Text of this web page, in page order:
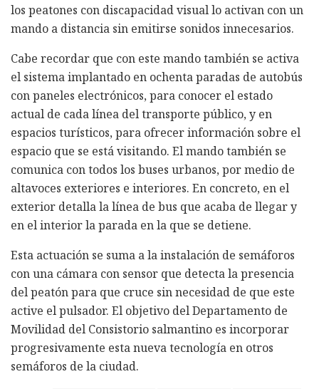
los peatones con discapacidad visual lo activan con un
mando a distancia sin emitirse sonidos innecesarios.
Cabe recordar que con este mando también se activa
el sistema implantado en ochenta paradas de autobús
con paneles electrónicos, para conocer el estado
actual de cada línea del transporte público, y en
espacios turísticos, para ofrecer información sobre el
espacio que se está visitando. El mando también se
comunica con todos los buses urbanos, por medio de
altavoces exteriores e interiores. En concreto, en el
exterior detalla la línea de bus que acaba de llegar y
en el interior la parada en la que se detiene.
Esta actuación se suma a la instalación de semáforos
con una cámara con sensor que detecta la presencia
del peatón para que cruce sin necesidad de que este
active el pulsador. El objetivo del Departamento de
Movilidad del Consistorio salmantino es incorporar
progresivamente esta nueva tecnología en otros
semáforos de la ciudad.